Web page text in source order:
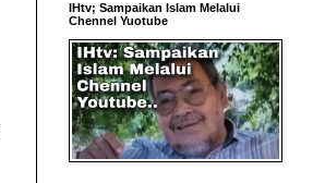
IHtv; Sampaikan Islam Melalui
Chennel Yuotube